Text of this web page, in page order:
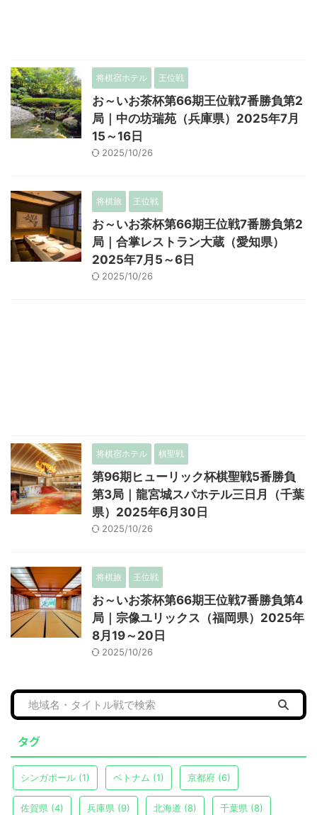
将棋宿ホテル 王位戦
お～いお茶杯第66期王位戦7番勝負第2
局｜中の坊瑞苑（兵庫県）2025年7月
15～16日
2025/10/26
将棋旅 王位戦
お～いお茶杯第66期王位戦7番勝負第2
局｜合掌レストラン大蔵（愛知県）
2025年7月5～6日
2025/10/26
将棋宿ホテル 棋聖戦
第96期ヒューリック杯棋聖戦5番勝負
第3局｜龍宮城スパホテル三日月（千葉
県）2025年6月30日
2025/10/26
将棋旅 王位戦
お～いお茶杯第66期王位戦7番勝負第4
局｜宗像ユリックス（福岡県）2025年
8月19～20日
2025/10/26
タグ
シンガポール (1) ベトナム (1) 京都府 (6)
佐賀県 (4) 兵庫県 (9) 北海道 (8) 千葉県 (8)